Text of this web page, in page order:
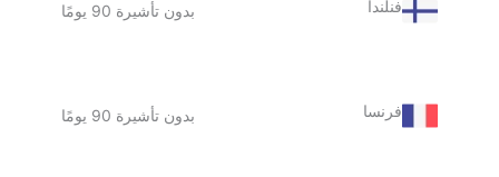
فنلندا بدون تأشيرة 90 يومًا
فرنسا بدون تأشيرة 90 يومًا